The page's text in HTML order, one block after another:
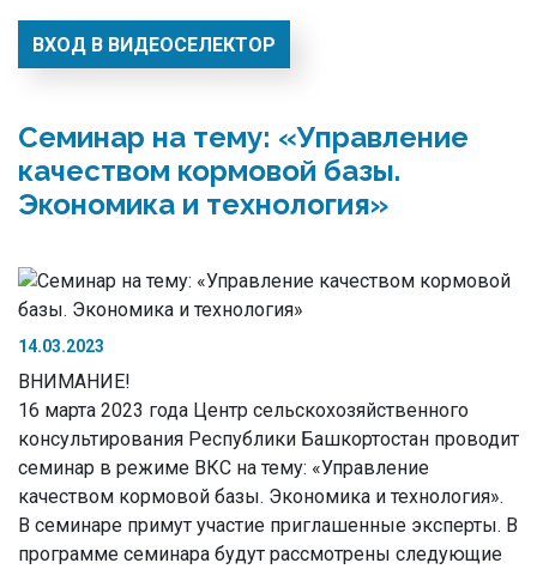
ВХОД В ВИДЕОСЕЛЕКТОР
Семинар на тему: «Управление
качеством кормовой базы.
Экономика и технология»
14.03.2023
ВНИМАНИЕ!
16 марта 2023 года Центр сельскохозяйственного
консультирования Республики Башкортостан проводит
семинар в режиме ВКС на тему: «Управление
качеством кормовой базы. Экономика и технология».
В семинаре примут участие приглашенные эксперты. В
программе семинара будут рассмотрены следующие